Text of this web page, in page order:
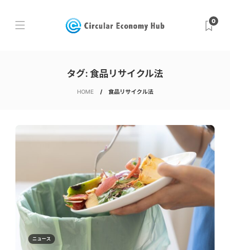
0
タグ: 食品リサイクル法
HOME 食品リサイクル法
ニュース